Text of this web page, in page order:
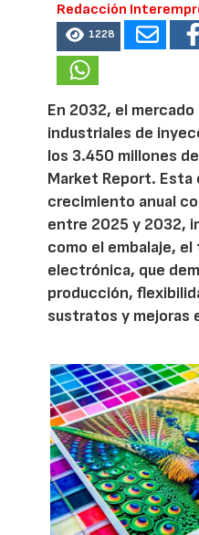
Redacción
1228
En 2032, el
industriales de
los 3.450 millones
Market Report. Esta
crecimiento anual
entre 2025 y 2032,
como el embalaje,
electrónica, que
producción,
sustratos y mejoras